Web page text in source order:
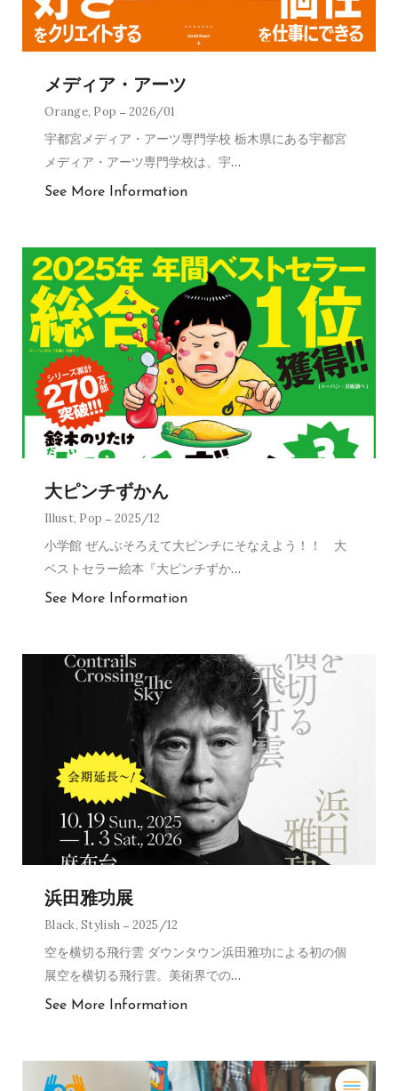
メディア・アーツ
Orange, Pop 2026/01
宇都宮メディア・アーツ専門学校 栃木県にある宇都宮
メディア・アーツ専門学校は、宇…
See More Information
大ピンチずかん
Illust, Pop 2025/12
小学館 ぜんぶそろえて大ピンチにそなえよう！！ 大
ベストセラー絵本『大ピンチずか…
See More Information
浜田雅功展
Black,Stylish 2025/12
空を横切る飛行雲 ダウンタウン浜田雅功による初の個
展空を横切る飛行雲。美術界での…
See More Information